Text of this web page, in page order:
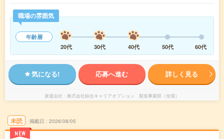
職場の雰囲気
年齢層
20代
30代 40代 50代 60代
気になる! 応募へ進む 詳しく見る
派遣会社 株式会社綜合キャリアオプション 製造事業部（全国）
未読
NEW
掲載日 2026/08/05